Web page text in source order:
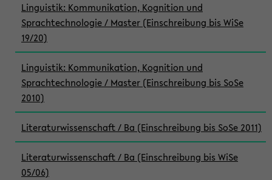
Linguistik: Kommunikation, Kognition und
Sprachtechnologie / Master (Einschreibung bis WiSe
19/20)
Linguistik: Kommunikation, Kognition und
Sprachtechnologie / Master (Einschreibung bis SoSe
2010)
Literaturwissenschaft / Ba (Einschreibung bis SoSe 2011)
Literaturwissenschaft / Ba (Einschreibung bis WiSe
05/06)